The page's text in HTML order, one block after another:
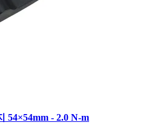
54×54mm - 2.0 N-m